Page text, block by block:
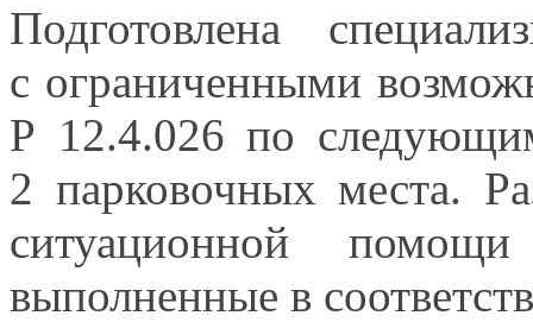
Подготовлена
с ограниченными
Р 12.4.026 по
2 парковочных места.
ситуационной
выполненные в